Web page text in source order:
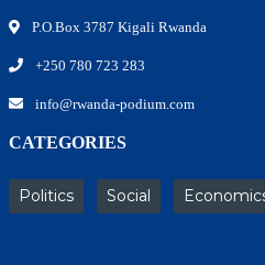
P.O.Box 3787 Kigali Rwanda
+250 780 723 283
info@rwanda-podium.com
CATEGORIES
Politics Social